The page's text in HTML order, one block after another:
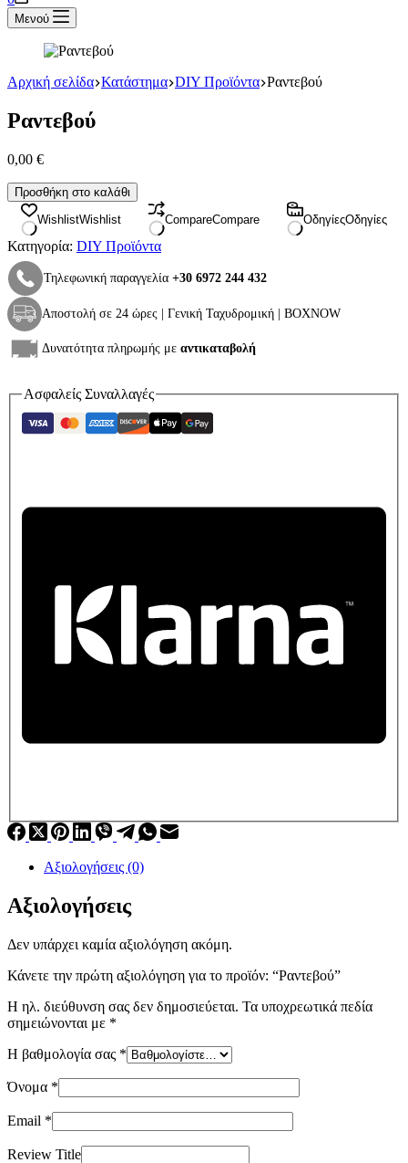
Αγορών
Μενού
Αρχική σελίδα Κατάστημα DIY Προϊόντα Ραντεβού
Ραντεβού
0,00 €
Ραντεβού
ποσότητα
Προσθήκη στο καλάθι
WishlistWishlist CompareCompare ΟδηγίεςΟδηγίες
Κατηγορία: DIY Προϊόντα
Τηλεφωνική παραγγελία +30 6972 244 432
Αποστολή σε 24 ώρες | Γενική Ταχυδρομική | BOXNOW
Δυνατότητα πληρωμής με αντικαταβολή
Ασφαλείς Συναλλαγές
Αξιολογήσεις (0)
Αξιολογήσεις
Δεν υπάρχει καμία αξιολόγηση ακόμη.
Κάνετε την πρώτη αξιολόγηση για το προϊόν: “Ραντεβού”
Η ηλ. διεύθυνση σας δεν δημοσιεύεται. Τα υποχρεωτικά πεδία
σημειώνονται με *
Η βαθμολογία σας *
Όνομα *
Email *
Review Title